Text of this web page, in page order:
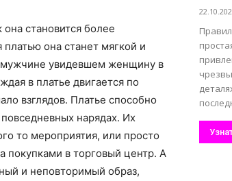
о
она становится более
она станет мягкой и
мужчине увидевшем женщину в
в платье двигается по
взглядов. Платье способно
нарядах. Их
то мероприятия, или просто
покупками в торговый центр. А
и неповторимый образ,